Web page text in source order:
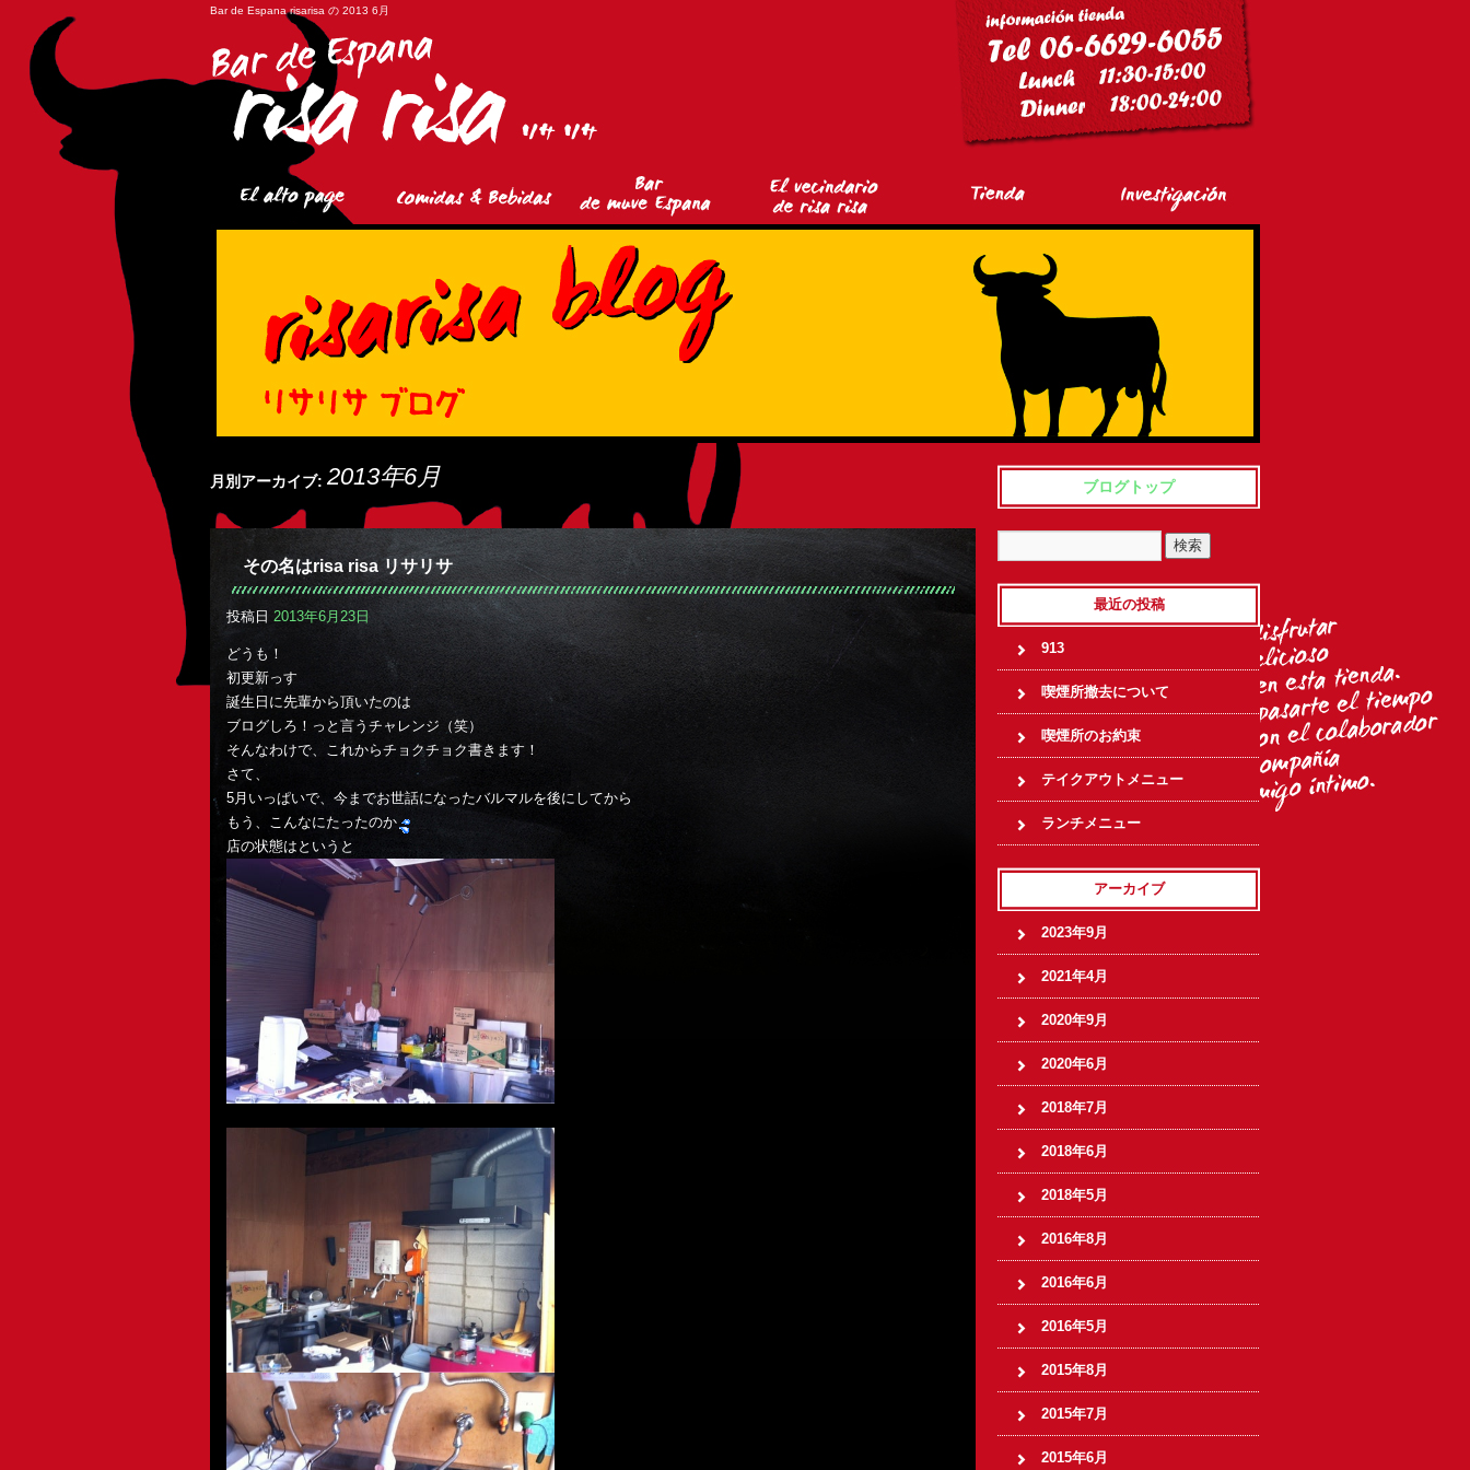
Bar de Espana risarisa の 2013 6月
月別アーカイブ: 2013年6月
その名はrisa risa リサリサ
投稿日 2013年6月23日
どうも！
初更新っす
誕生日に先輩から頂いたのは
ブログしろ！っと言うチャレンジ（笑）
そんなわけで、これからチョクチョク書きます！
さて、
5月いっぱいで、今までお世話になったバルマルを後にしてから
もう、こんなにたったのか
店の状態はというと
ブログトップ
最近の投稿
913
喫煙所撤去について
喫煙所のお約束
テイクアウトメニュー
ランチメニュー
アーカイブ
2023年9月
2021年4月
2020年9月
2020年6月
2018年7月
2018年6月
2018年5月
2016年8月
2016年6月
2016年5月
2015年8月
2015年7月
2015年6月